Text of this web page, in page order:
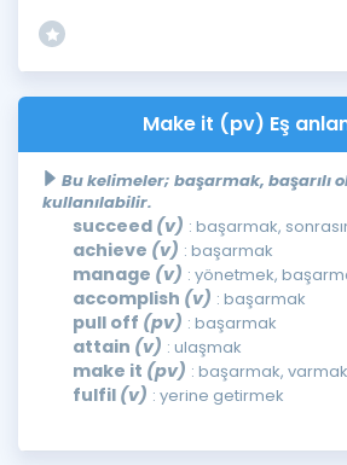
Make it (pv) Eş
Bu kelimeler; başarmak, başarılı
kullanılabilir.
succeed (v) : başarmak,
achieve (v) : başarmak
manage (v) : yönetmek,
accomplish (v) : başarmak
pull off (pv) : başarmak
attain (v) : ulaşmak
make it (pv) : başarmak, varmak
fulfil (v) : yerine getirmek